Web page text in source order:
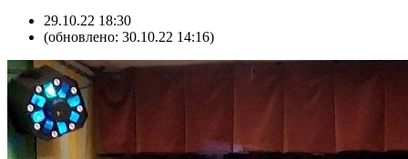
29.10.22 18:30
(обновлено: 30.10.22 14:16)